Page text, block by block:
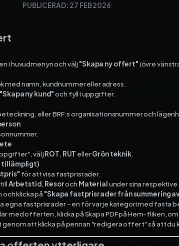
PUBLICERAD: 27 FEB 2026
i huvudmenyn och välj "Skapa ny offert"(övre
med namn, kundnummer eller adress.
"Skapa ny kund"och fyll i uppgifter.
eller BRF:s organisationsnummer och
väljROT, RUT ellerGrön teknik.
tillämpligt)
för att visa fastprisrader.
Arbetstid, Resoroch Materialunder sina respektive
klicka på "Skapa fastprisrader från summering
egna fastprisrader – en för varje kategori med fasta
med offerten, klicka på Skapa PDF på Hem-fliken,
att klicka på pennan "redigera offert" så att du